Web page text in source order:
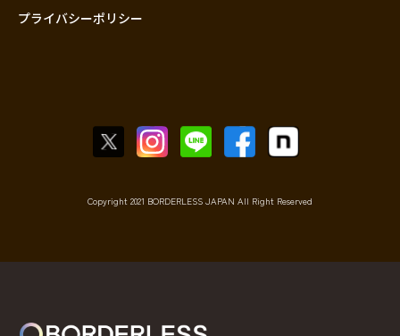
プライバシーポリシー
Copyright 2021 BORDERLESS JAPAN All Right Reserved